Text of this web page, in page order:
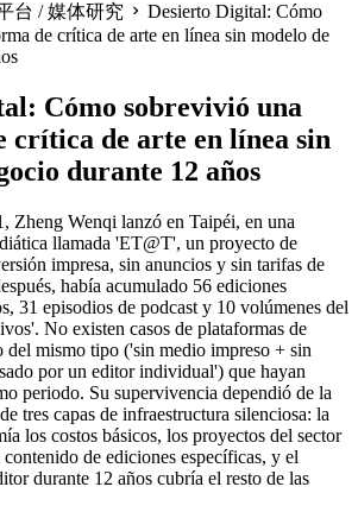
台 / 媒体研究
Desierto Digital: Cómo
de crítica de arte en línea sin modelo de
Cómo sobrevivió una
crítica de arte en línea sin
durante 12 años
Zheng Wenqi lanzó en Taipéi, en una
llamada 'ET@T', un proyecto de
impresa, sin anuncios y sin tarifas de
había acumulado 56 ediciones
31 episodios de podcast y 10 volúmenes del
No existen casos de plataformas de
del mismo tipo ('sin medio impreso + sin
por un editor individual') que hayan
periodo. Su supervivencia dependió de la
tres capas de infraestructura silenciosa: la
los costos básicos, los proyectos del sector
de ediciones específicas, y el
durante 12 años cubría el resto de las